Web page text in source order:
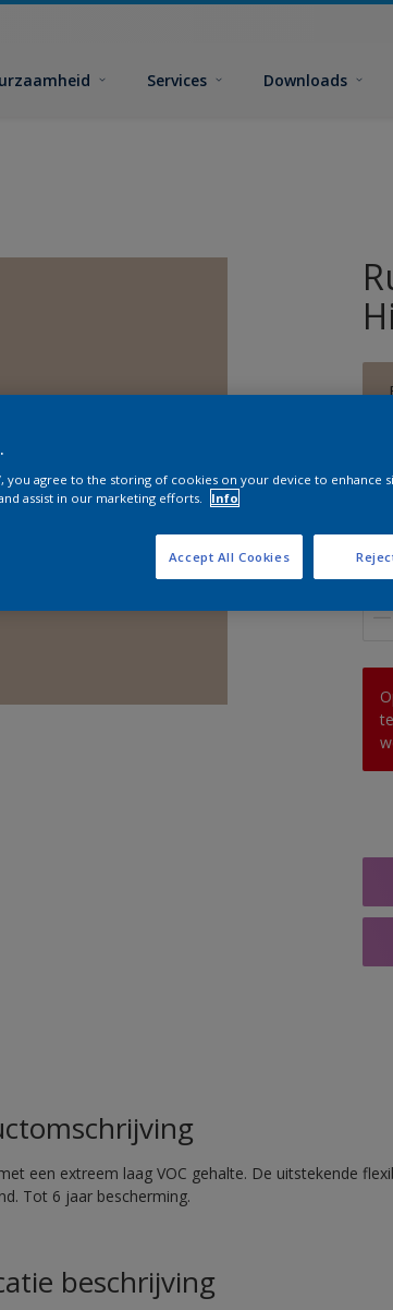
Services Downloads
een extreem laag VOC gehalte. De uitstekende
Tot 6 jaar bescherming.
beschrijving
you agree to the storing of cookies on your device to enhance
assist in our marketing efforts.
Info
Accept All Cookies